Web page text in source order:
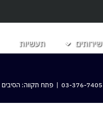
שירותים תעשיות
03-376-7405 | פתח תקווה: הסיבים 43